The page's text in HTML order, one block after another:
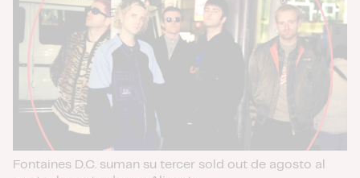
Fontaines D.C. suman su tercer sold out de agosto al